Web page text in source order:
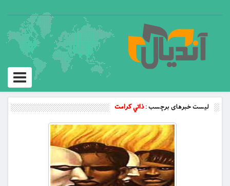
Toggle
لیست خبرهای برچسب :ذاتي کرامت